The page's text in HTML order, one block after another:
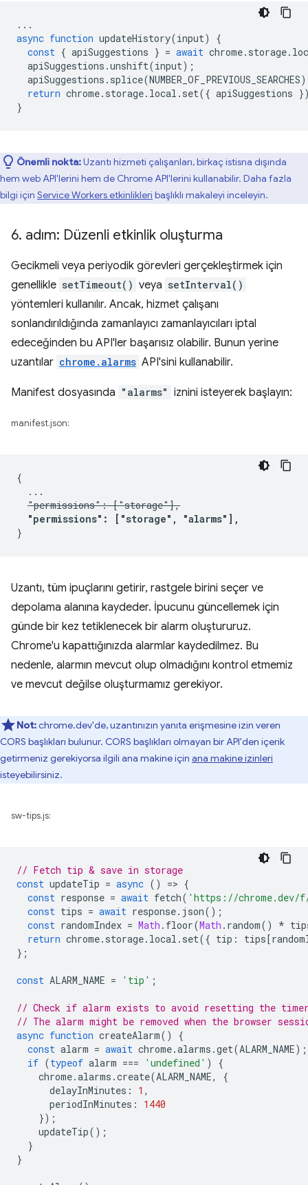
...
async function updateHistory(input)
{
const { apiSuggestions } = await chrome. storage.
apiSuggestions .unshift(input);
apiSuggestions . splice(NUMBER_OF_PREVIOUS_SEARCHES
return chrome. storage. local . set({ apiSuggestions
}
Önemli nokta:Uzantı hizmeti çalışanları, birkaç istisna dışında
hem web API'lerini hem de Chrome API'lerini kullanabilir. Daha fazla
bilgi için Service Workers etkinlikleri başlıklı makaleyi inceleyin.
6. adım: Düzenli etkinlik oluşturma
Gecikmeli veya periyodik görevleri gerçekleştirmek için
genellikle setTimeout() veya setInterval()
yöntemleri kullanılır. Ancak, hizmet çalışanı
sonlandırıldığında zamanlayıcı zamanlayıcıları iptal
edeceğinden bu API'ler başarısız olabilir. Bunun yerine
uzantılar chrome.alarms API'sini kullanabilir.
Manifest dosyasında "alarms" iznini isteyerek başlayın:
manifest.json:
{
  ...
"permissions": ["storage"],
"permissions": ["storage", "alarms"],
Uzantı, tüm ipuçlarını getirir, rastgele birini seçer ve
depolama alanına kaydeder. İpucunu güncellemek için
günde bir kez tetiklenecek bir alarm oluştururuz.
Chrome'u kapattığınızda alarmlar kaydedilmez. Bu
nedenle, alarmın mevcut olup olmadığını kontrol etmemiz
ve mevcut değilse oluşturmamız gerekiyor.
Not:chrome.dev'de, uzantınızın yanıta erişmesine izin veren
CORS başlıkları bulunur. CORS başlıkları olmayan bir API'den içerik
getirmeniz gerekiyorsa ilgili ana makine için ana makine izinleri
isteyebilirsiniz.
sw-tips.js:
// Fetch tip & save in storage
const updateTip = async () => {
const response = await fetch( 'https://chrome.dev/
const tips = await response. json();
const randomIndex = Math . floor(Math . random() *
return chrome. storage. local . set({ tip : tips[
};
const ALARM_NAME = 'tip' ;
// Check if alarm exists to avoid resetting the
// The alarm might be removed when the browser
async function createAlarm()
{
const alarm = await chrome.alarms .get(ALARM_NAME);
if (typeof alarm === 'undefined' )
{
chrome.alarms .create(ALARM_NAME,
{
delayInMinutes : 1 ,
periodInMinutes :
1440
});
updateTip();
}
}